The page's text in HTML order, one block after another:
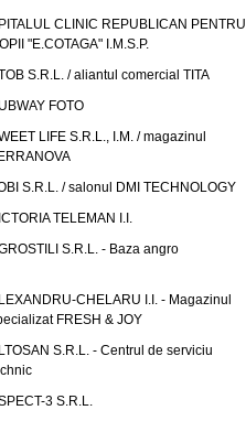
CLINIC REPUBLICAN PENTRU
"E.COTAGA" I.M.S.P.
S.R.L. / aliantul comercial TITA
FOTO
LIFE S.R.L., I.M. / magazinul
S.R.L. / salonul DMI TECHNOLOGY
TELEMAN I.I.
S.R.L. - Baza angro
CHELARU I.I. - Magazinul
FRESH & JOY
S.R.L. - Centrul de serviciu
3 S.R.L.